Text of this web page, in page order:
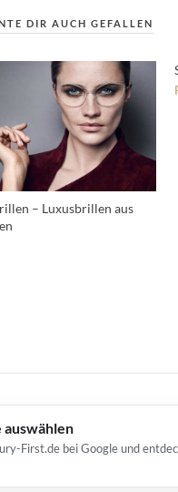
DIR AUCH GEFALLEN
– Luxusbrillen aus
First.de bei Google und